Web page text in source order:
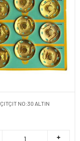
ÇITÇIT NO:30 ALTIN